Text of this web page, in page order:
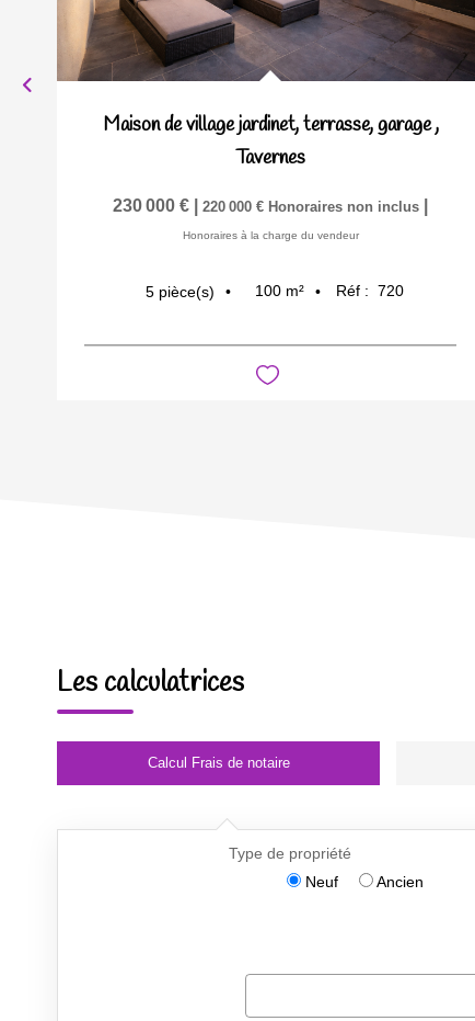
Maison de village jardinet, terrasse, garage,
Tavernes
230 000 € 220 000 € Honoraires non inclus
Honoraires à la charge du vendeur
5 pièce(s) 100 m² Réf : 720
Les calculatrices
Calcul Frais de notaire